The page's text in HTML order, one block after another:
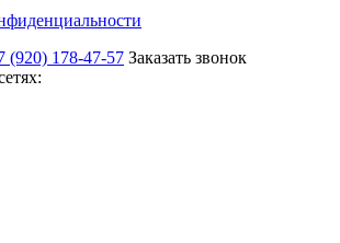
(920) 178-47-57 Заказать звонок